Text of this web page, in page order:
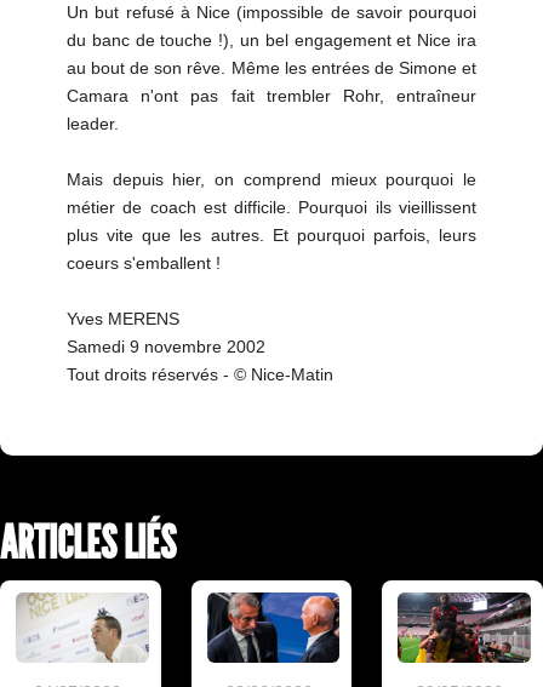
Un but refusé à Nice (impossible de savoir pourquoi
du banc de touche !), un bel engagement et Nice ira
au bout de son rêve. Même les entrées de Simone et
Camara n'ont pas fait trembler Rohr, entraîneur
leader.
Mais depuis hier, on comprend mieux pourquoi le
métier de coach est difficile. Pourquoi ils vieillissent
plus vite que les autres. Et pourquoi parfois, leurs
coeurs s'emballent !
Yves MERENS
Samedi 9 novembre 2002
Tout droits réservés - © Nice-Matin
ARTICLES LIÉS